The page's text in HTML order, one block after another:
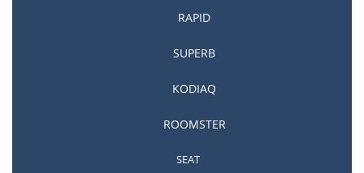
RAPID
SUPERB
KODIAQ
ROOMSTER
SEAT